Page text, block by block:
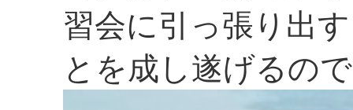
習会に引っ張り出
とを成し遂げるの